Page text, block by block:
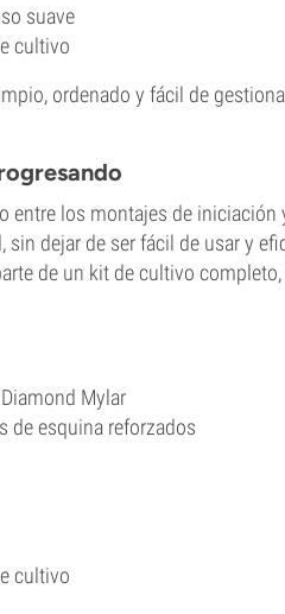
suave
cultivo
ordenado y fácil de
entre los montajes de iniciación
dejar de ser fácil de usar y
de un kit de cultivo
Mylar
de esquina reforzados
cultivo